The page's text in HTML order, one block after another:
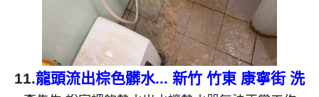
11.龍頭流出棕色髒水... 新竹 竹東 康寧街 洗